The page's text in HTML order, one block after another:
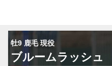
牡9 鹿毛 現役
ブルームラッシュ